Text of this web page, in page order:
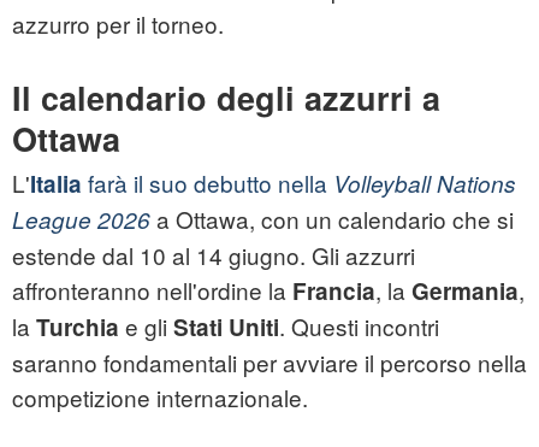
azzurro per il torneo.
Il calendario degli azzurri a
Ottawa
L'Italia farà il suo debutto nella Volleyball Nations
League 2026a Ottawa, con un calendario che si
estende dal 10 al 14 giugno. Gli azzurri
affronteranno nell'ordine la Francia, la Germania,
la Turchia e gli Stati Uniti. Questi incontri
saranno fondamentali per avviare il percorso nella
competizione internazionale.